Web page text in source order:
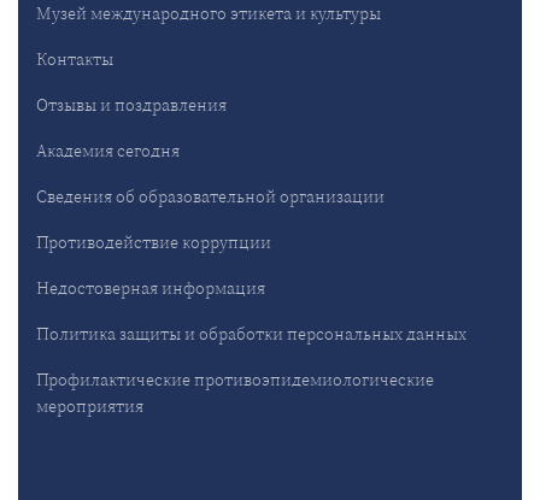
Музей международного этикета и культуры
Контакты
Отзывы и поздравления
Академия сегодня
Сведения об образовательной организации
Противодействие коррупции
Недостоверная информация
Политика защиты и обработки персональных данных
Профилактические противоэпидемиологические
мероприятия